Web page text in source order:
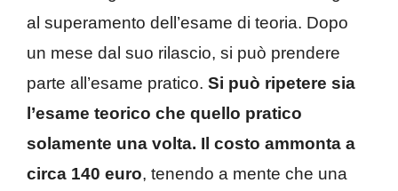
al superamento dell’esame di teoria. Dopo
un mese dal suo rilascio, si può prendere
parte all’esame pratico. Si può ripetere sia
l’esame teorico che quello pratico
solamente una volta. Il costo ammonta a
circa 140 euro, tenendo a mente che una